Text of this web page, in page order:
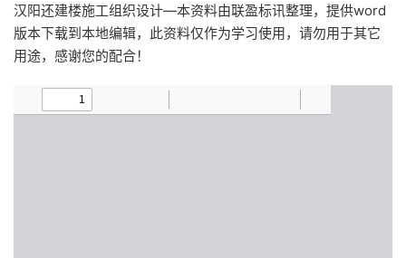
汉阳还建楼施工组织设计—本资料由联盈标讯整理，提供word
版本下载到本地编辑，此资料仅作为学习使用，请勿用于其它
用途，感谢您的配合！